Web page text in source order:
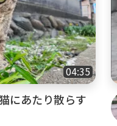
04:35
にあたり散らす